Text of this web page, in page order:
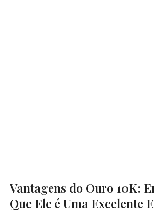
Vantagens do Ouro 10K:
Que Ele é Uma Excelente